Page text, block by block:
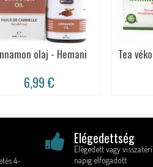
olaj - Hemani
6,99 €
Tea
4-
Elégedettség
Elégedett vagy
napig elfogadott